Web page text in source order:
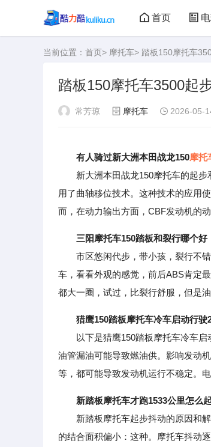
首页
大型游戏
当前位置： 首页> 摩托车> 踏板150摩托车
踏板150摩托车3500起
常芳琼 摩托车 2026-05-
有人骑过新大洲本田战龙150摩托
新大洲本田战龙150摩托车的起步
用了曲轴移位技术。这种技术的应用
而，在动力输出方面，CBF发动机的动
三阳摩托车150踏板和裂行哪个好
市区悠闲代步，带小孩，裂行不错
车，看看外观的感觉，前后ABS肯定
都大一圈，试过，比裂行舒服，但是
猎鹰150踏板摩托车冷车启动行
以下是猎鹰150踏板摩托车冷车启
油管漏油可能导致燃油供。影响发动
等，都可能导致发动机运行不稳定。电
新踏板摩托车才跑1533公里怎么
新踏板摩托车起步抖动的原因和解
的结合面积偏小：这种。摩托车抖动